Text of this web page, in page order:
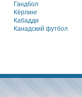
Гандбол
Кёрлинг
Кабадди
Канадский футбол